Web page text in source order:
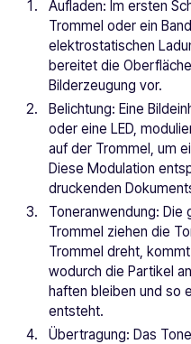
Aufladen: Im ersten
Trommel oder ein
elektrostatischen
bereitet die
Bilderzeugung vor.
Belichtung: Eine
oder eine LED,
auf der Trommel, um
Diese Modulation
druckenden
Toneranwendung: Die
Trommel ziehen die
Trommel dreht,
wodurch die Partikel
haften bleiben und so
entsteht.
Übertragung: Das